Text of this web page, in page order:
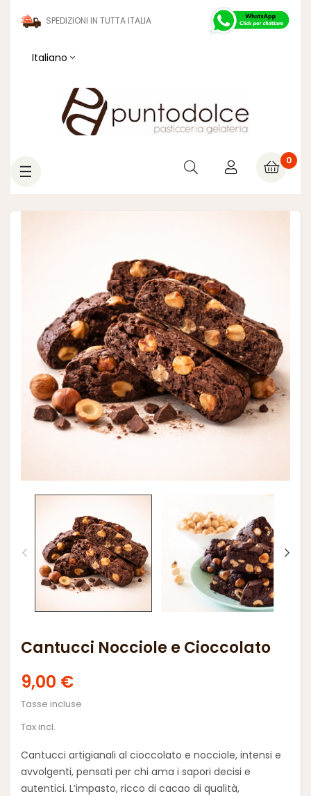
SPEDIZIONI IN TUTTA ITALIA
Italiano
0
navigazione
☰
Cantucci Nocciole e Cioccolato
9,00 €
Tasse incluse
Tax incl.
Cantucci artigianali al cioccolato e nocciole, intensi e
avvolgenti, pensati per chi ama i sapori decisi e
autentici. L’impasto, ricco di cacao di qualità,